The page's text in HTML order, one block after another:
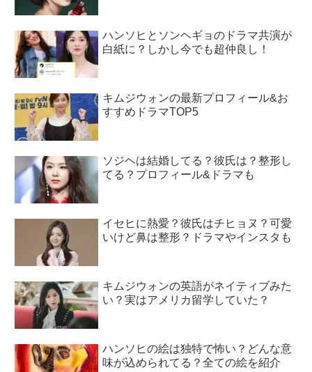
ハンソヒとソンヘギョのドラマ共演が
白紙に？しかし今でも超仲良し！
キムジウォンの最新プロフィール&お
すすめドラマTOP5
ソジヘは結婚してる？彼氏は？整形し
てる？プロフィール&ドラマも
イセヒに熱愛？彼氏はチヒョヌ？可愛
いけど鼻は整形？ドラマやインスタも
キムジウォンの英語がネイティブみた
い？実はアメリカ留学していた？
ハンソヒの絵は独特で怖い？どんな意
味が込められてる？全ての絵を紹介